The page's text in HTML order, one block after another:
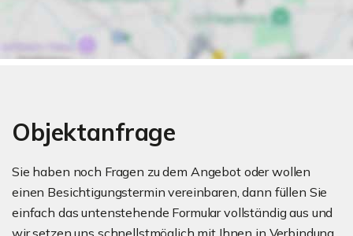
Objektanfrage
Sie haben noch Fragen zu dem Angebot oder wollen
einen Besichtigungstermin vereinbaren, dann füllen Sie
einfach das untenstehende Formular vollständig aus und